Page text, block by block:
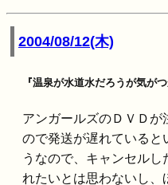
2004/08/12(木)
『温泉が水道水だろうが気が
アンガールズのＤＶＤが
ので発送が遅れていると
うなので、キャンセルし
れたいとは思わないし